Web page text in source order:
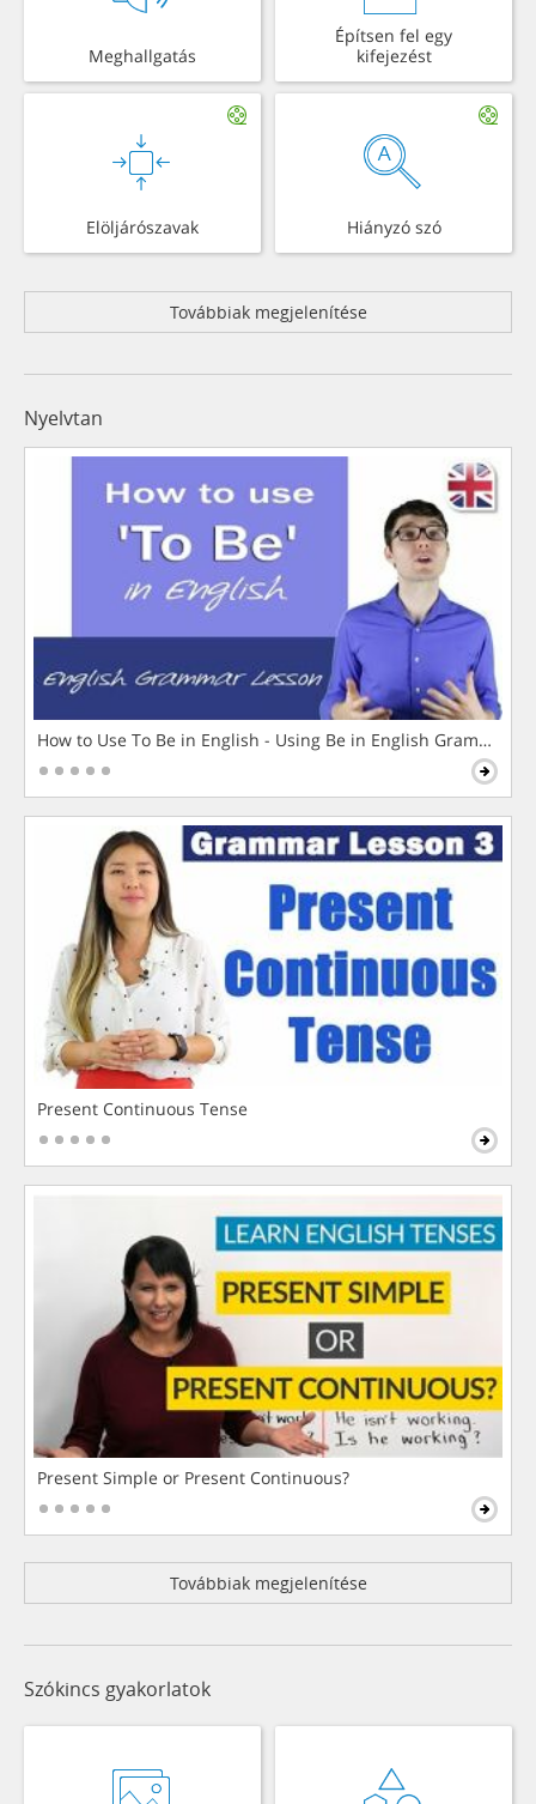
Meghallgatás
Építsen fel egy
kifejezést
Elöljárószavak Hiányzó szó
Továbbiak megjelenítése
Nyelvtan
How to Use To Be in English - Using Be in English Grammar
Present Continuous Tense
Present Simple or Present Continuous?
Továbbiak megjelenítése
Szókincs gyakorlatok